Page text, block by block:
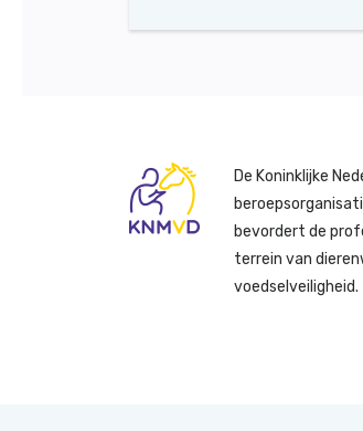
De Koninklijke
bevordert de
terrein van
voedselveiligheid.